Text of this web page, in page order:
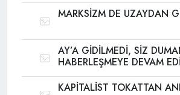
MARKSİZM DE UZAYDAN
AY’A GİDİLMEDİ, SİZ
HABERLEŞMEYE DEVAM
KAPİTALİST TOKATTAN